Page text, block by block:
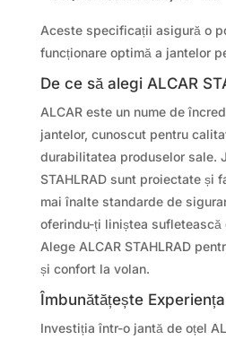
Aceste specificații asigură o
funcționare optimă a jantelor
De ce să alegi ALCAR
ALCAR este un nume de
jantelor, cunoscut pentru
durabilitatea produselor sale.
STAHLRAD sunt proiectate și
mai înalte standarde de
oferindu-ți liniștea sufletească
Alege ALCAR STAHLRAD
și confort la volan.
Îmbunătățește
Investiția într-o jantă de oțel